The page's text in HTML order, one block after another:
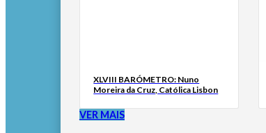
XLVIII BARÓMETRO: Nuno
Moreira da Cruz, Católica Lisbon
VER MAIS